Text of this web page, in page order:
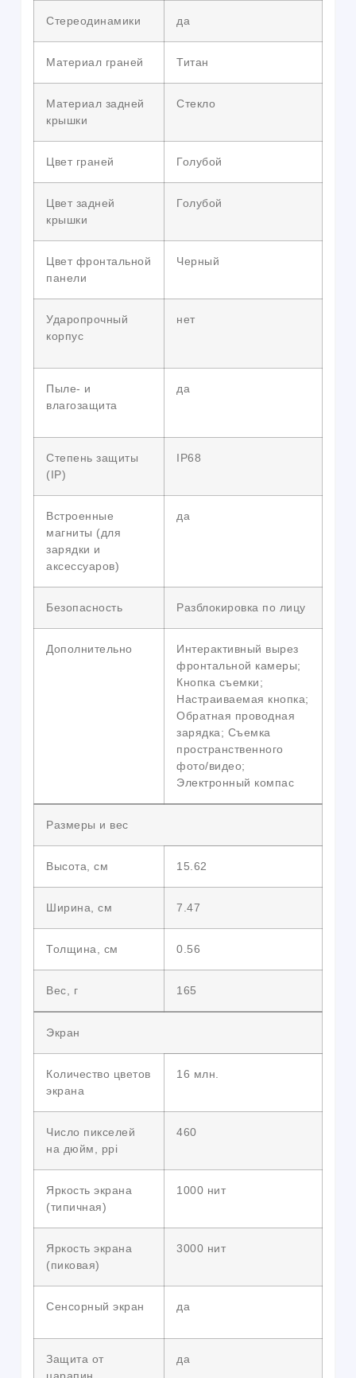
Стереодинамики да
Материал граней Титан
Материал задней
крышки
Стекло
Цвет граней Голубой
Цвет задней
крышки
Голубой
Цвет фронтальной
панели
Черный
Ударопрочный
корпус
нет
Пыле- и
влагозащита
да
Степень защиты
(IP)
IP68
Встроенные
магниты (для
зарядки и
аксессуаров)
да
Безопасность Разблокировка по лицу
Дополнительно
Интерактивный вырез
фронтальной камеры;
Кнопка съемки;
Настраиваемая кнопка;
Обратная проводная
зарядка; Съемка
пространственного
фото/видео;
Электронный компас
Размеры и вес
Высота, см 15.62
Ширина, см 7.47
Толщина, см 0.56
Вес, г 165
Экран
Количество цветов
экрана
16 млн.
Число пикселей
на дюйм, ppi
460
Яркость экрана
(типичная)
1000 нит
Яркость экрана
(пиковая)
3000 нит
Сенсорный экран да
Защита от
да